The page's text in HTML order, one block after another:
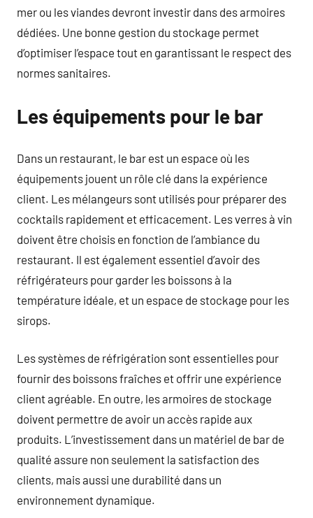
mer ou les viandes devront investir dans des armoires
dédiées. Une bonne gestion du stockage permet
d’optimiser l’espace tout en garantissant le respect des
normes sanitaires.
Les équipements pour le bar
Dans un restaurant, le bar est un espace où les
équipements jouent un rôle clé dans la expérience
client. Les mélangeurs sont utilisés pour préparer des
cocktails rapidement et efficacement. Les verres à vin
doivent être choisis en fonction de l’ambiance du
restaurant. Il est également essentiel d’avoir des
réfrigérateurs pour garder les boissons à la
température idéale, et un espace de stockage pour les
sirops.
Les systèmes de réfrigération sont essentielles pour
fournir des boissons fraîches et offrir une expérience
client agréable. En outre, les armoires de stockage
doivent permettre de avoir un accès rapide aux
produits. L’investissement dans un matériel de bar de
qualité assure non seulement la satisfaction des
clients, mais aussi une durabilité dans un
environnement dynamique.